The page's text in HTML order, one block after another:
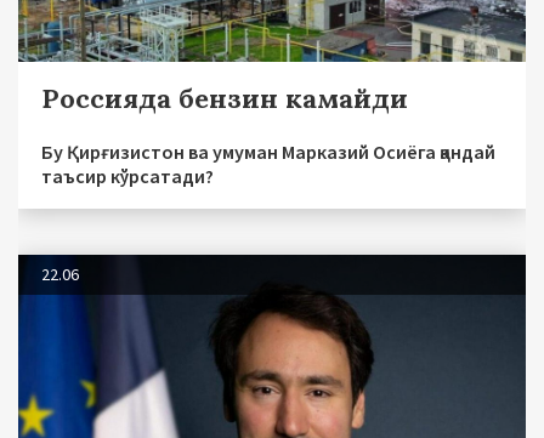
Россияда бензин камайди
Бу Қирғизистон ва умуман Марказий Осиёга қандай
таъсир кўрсатади?
22.06